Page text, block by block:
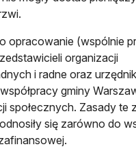
opracowanie (wspólnie
organizacji
i radne oraz
gminy
społecznych. Zasady te
się zarówno do